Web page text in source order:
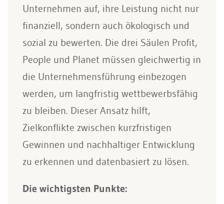
Unternehmen auf, ihre Leistung nicht nur
finanziell, sondern auch ökologisch und
sozial zu bewerten. Die drei Säulen Profit,
People und Planet müssen gleichwertig in
die Unternehmensführung einbezogen
werden, um langfristig wettbewerbsfähig
zu bleiben. Dieser Ansatz hilft,
Zielkonflikte zwischen kurzfristigen
Gewinnen und nachhaltiger Entwicklung
zu erkennen und datenbasiert zu lösen.
Die wichtigsten Punkte: